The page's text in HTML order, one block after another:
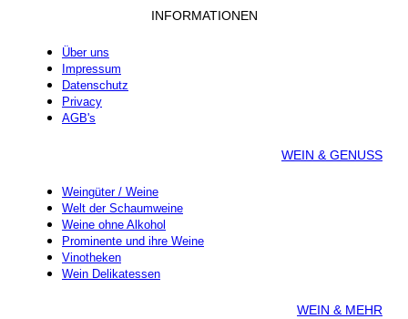
INFORMATIONEN
Über uns
Impressum
Datenschutz
Privacy
AGB's
WEIN & GENUSS
Weingüter / Weine
Welt der Schaumweine
Weine ohne Alkohol
Prominente und ihre Weine
Vinotheken
Wein Delikatessen
WEIN & MEHR